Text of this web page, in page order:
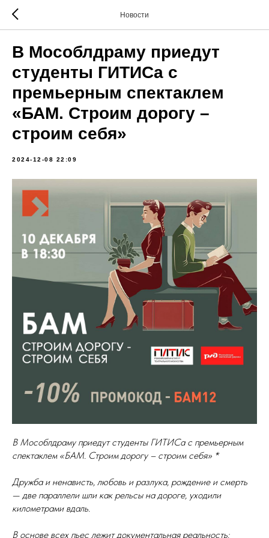
Новости
В Мособлдраму приедут
студенты ГИТИСа с
премьерным спектаклем
«БАМ. Строим дорогу –
строим себя»
2024-12-08 22:09
В Мособлдраму приедут студенты ГИТИСа с премьерным
спектаклем «БАМ. Строим дорогу – строим себя» *
Дружба и ненависть, любовь и разлука, рождение и смерть
— две параллели шли как рельсы на дороге, уходили
километрами вдаль.
В основе всех пьес лежит документальная реальность: